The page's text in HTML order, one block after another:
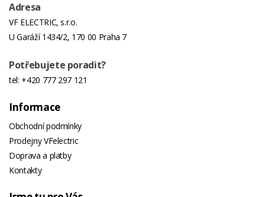
Adresa
VF ELECTRIC, s.r.o.
U Garáží 1434/2, 170 00 Praha 7
Potřebujete poradit?
tel: +420 777 297 121
Informace
Obchodní podmínky
Prodejny VFelectric
Doprava a platby
Kontakty